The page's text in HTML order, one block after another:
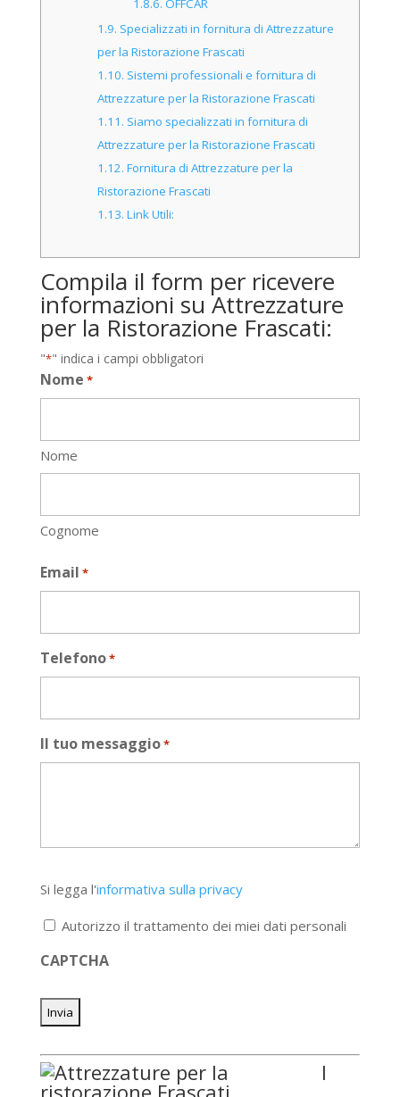
1.8.6. OFFCAR
1.9. Specializzati in fornitura di Attrezzature
per la Ristorazione Frascati
1.10. Sistemi professionali e fornitura di
Attrezzature per la Ristorazione Frascati
1.11. Siamo specializzati in fornitura di
Attrezzature per la Ristorazione Frascati
1.12. Fornitura di Attrezzature per la
Ristorazione Frascati
1.13. Link Utili:
Compila il form per ricevere
informazioni su Attrezzature
per la Ristorazione Frascati:
"*" indica i campi obbligatori
Nome *
Nome
Cognome
Email *
Telefono*
Il tuo messaggio*
legga
l'informativa
privacy
Si legga l'informativa sulla privacy
Autorizzo il trattamento dei miei dati personali
CAPTCHA
I